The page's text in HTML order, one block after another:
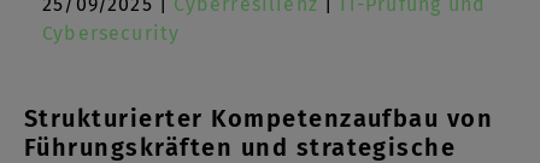
25/09/2025 | Cyberresilienz
IT-Prüfung und
Cybersecurity
Strukturierter Kompetenzaufbau von
Führungskräften und strategische